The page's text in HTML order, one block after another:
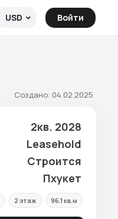
USD Войти
Создано: 04.02.2025
2кв. 2028
Leasehold
Строится
Пхукет
2 этаж 96.1 кв.м